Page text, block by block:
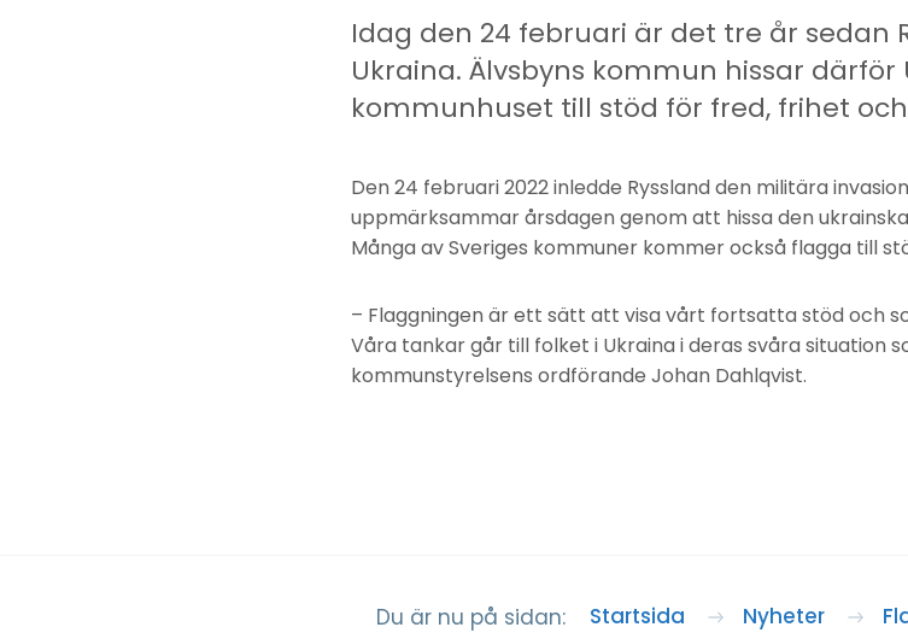
Idag den 24 februari är det tre år sedan
Ukraina. Älvsbyns kommun hissar
kommunhuset till stöd för fred, frihet
Den 24 februari 2022 inledde Ryssland den militära
uppmärksammar årsdagen genom att hissa den
Många av Sveriges kommuner kommer också flagga till
– Flaggningen är ett sätt att visa vårt fortsatta stöd och
Våra tankar går till folket i Ukraina i deras svåra situation
kommunstyrelsens ordförande Johan Dahlqvist.
Du är nu på sidan: Startsida Nyheter